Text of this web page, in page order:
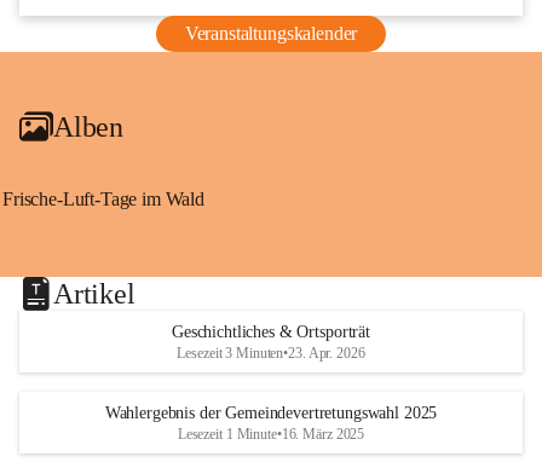
Veranstaltungskalender
Alben
Frische-Luft-Tage im Wald
Artikel
Geschichtliches & Ortsporträt
Lesezeit 3 Minuten•23. Apr. 2026
Wahlergebnis der Gemeindevertretungswahl 2025
Lesezeit 1 Minute•16. März 2025